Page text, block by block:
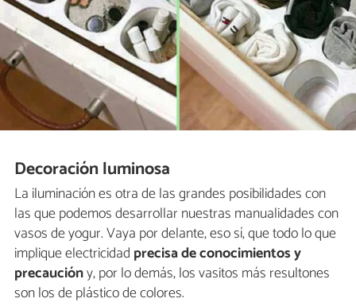
Decoración luminosa
La iluminación es otra de las grandes posibilidades con
las que podemos desarrollar nuestras manualidades con
vasos de yogur. Vaya por delante, eso sí, que todo lo que
implique electricidad precisa de conocimientos y
precaucióny, por lo demás, los vasitos más resultones
son los de plástico de colores.